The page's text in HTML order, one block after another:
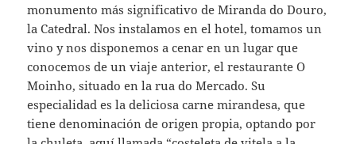
monumento más significativo de Miranda do Douro,
la Catedral. Nos instalamos en el hotel, tomamos un
vino y nos disponemos a cenar en un lugar que
conocemos de un viaje anterior, el restaurante O
Moinho, situado en la rua do Mercado. Su
especialidad es la deliciosa carne mirandesa, que
tiene denominación de origen propia, optando por